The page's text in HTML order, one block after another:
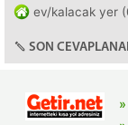
ev/kalacak yer
SON